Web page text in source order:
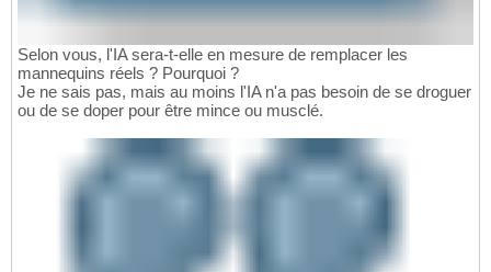
Selon vous, l'IA sera-t-elle en mesure de remplacer les
mannequins réels ? Pourquoi ?
Je ne sais pas, mais au moins l'IA n'a pas besoin de se droguer
ou de se doper pour être mince ou musclé.